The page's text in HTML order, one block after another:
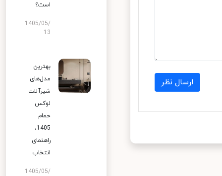
ارسال نظر
است؟
1405/05/
13
بهترین
مدل‌های
شیرآلات
لوکس
حمام
1405،
راهنمای
انتخاب
1405/05/